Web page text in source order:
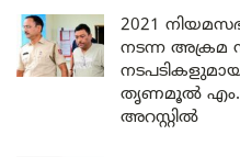
2021
നടന്ന അക്രമ
തൃണമൂൽ
അറസ്റ്റിൽ